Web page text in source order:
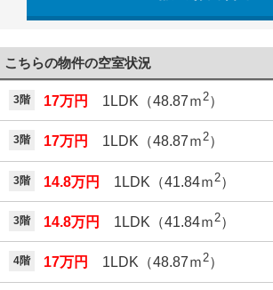
こちらの物件の空室状況
3階 17万円 1LDK（48.87ｍ2）
3階 17万円 1LDK（48.87ｍ2）
3階 14.8万円 1LDK（41.84ｍ 2）
3階 14.8万円 1LDK（41.84ｍ 2）
4階 17万円 1LDK（48.87ｍ2）